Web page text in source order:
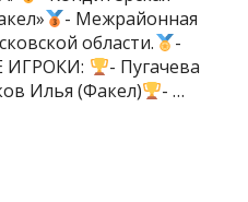
- Межрайонная
области.
-
ИГРОКИ:
- Пугачева
Илья (Факел) - …